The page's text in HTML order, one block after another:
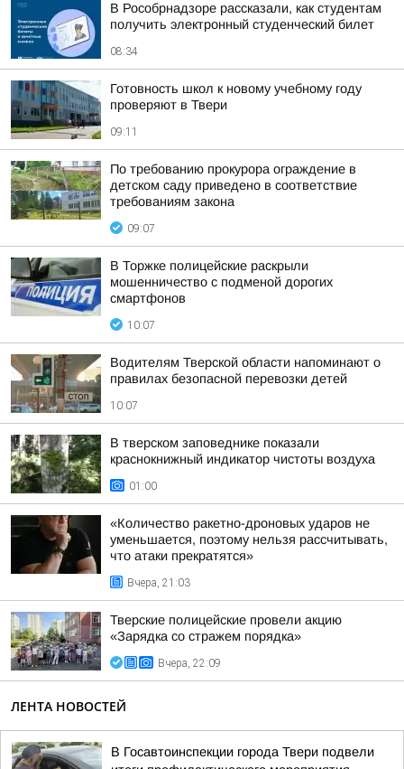
В Рособрнадзоре рассказали, как студентам
получить электронный студенческий билет
08:34
Готовность школ к новому учебному году
проверяют в Твери
09:11
По требованию прокурора ограждение в
детском саду приведено в соответствие
требованиям закона
09:07
В Торжке полицейские раскрыли
мошенничество с подменой дорогих
смартфонов
10:07
Водителям Тверской области напоминают о
правилах безопасной перевозки детей
10:07
В тверском заповеднике показали
краснокнижный индикатор чистоты воздуха
01:00
«Количество ракетно-дроновых ударов не
уменьшается, поэтому нельзя рассчитывать,
что атаки прекратятся»
Вчера, 21:03
Тверские полицейские провели акцию
«Зарядка со стражем порядка»
Вчера, 22:09
ЛЕНТА НОВОСТЕЙ
В Госавтоинспекции города Твери подвели